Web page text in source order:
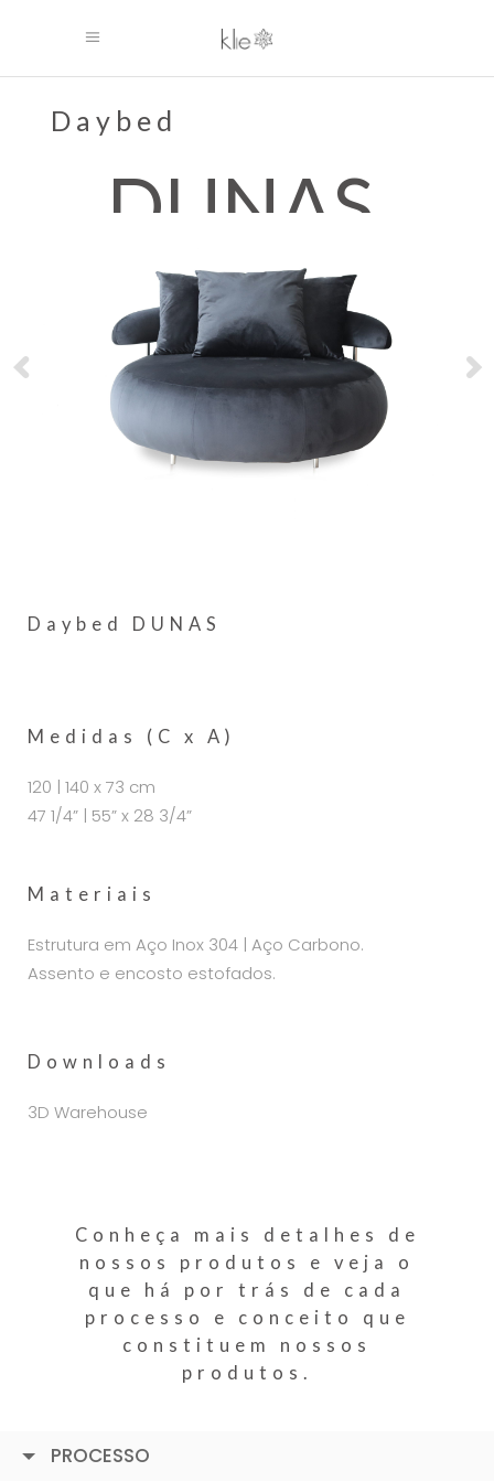
Daybed
DUNAS
Daybed DUNAS
Medidas (C x A)
120 | 140 x 73 cm
47 1/4” | 55” x 28 3/4”
Materiais
Estrutura em Aço Inox 304 | Aço Carbono.
Assento e encosto estofados.
Downloads
3D Warehouse
Conheça mais detalhes de
nossos produtos e veja o
que há por trás de cada
processo e conceito que
constituem nossos
produtos.
PROCESSO